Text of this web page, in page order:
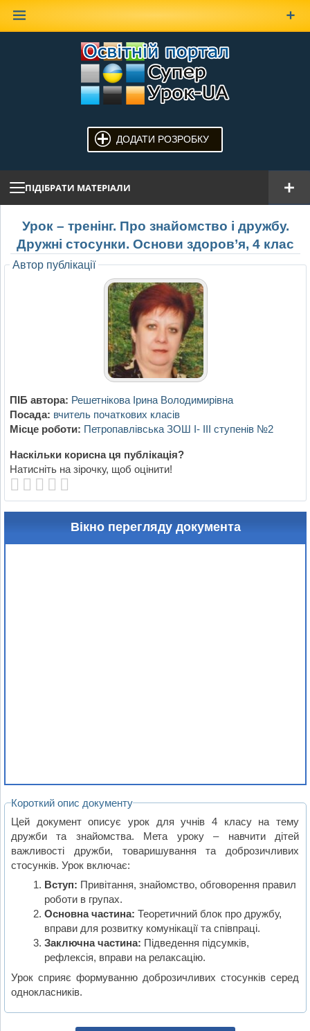
ДОДАТИ РОЗРОБКУ
ПІДІБРАТИ МАТЕРІАЛИ
Урок – тренінг. Про знайомство і дружбу.
Дружні стосунки. Основи здоров’я, 4 клас
Автор публікації
ПІБ автора: Решетнікова Ірина Володимирівна
Посада: вчитель початкових класів
Місце роботи: Петропавлівська ЗОШ I- III ступенів №2
Наскільки корисна ця публікація?
Натисніть на зірочку, щоб оцінити!
Вікно перегляду документа
Короткий опис документу
Цей документ описує урок для учнів 4 класу на тему
дружби та знайомства. Мета уроку – навчити дітей
важливості дружби, товаришування та доброзичливих
стосунків. Урок включає:
Вступ: Привітання, знайомство, обговорення правил
роботи в групах.
Основна частина: Теоретичний блок про дружбу,
вправи для розвитку комунікації та співпраці.
Заключна частина: Підведення підсумків,
рефлексія, вправи на релаксацію.
Урок сприяє формуванню доброзичливих стосунків серед
однокласників.